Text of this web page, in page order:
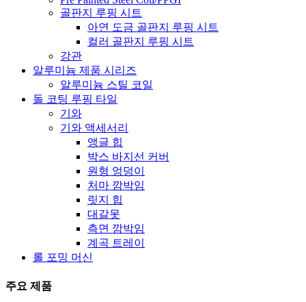
골판지 루핑 시트
아연 도금 골판지 루핑 시트
컬러 골판지 루핑 시트
강관
알루미늄 제품 시리즈
알루미늄 스틸 코일
돌 코팅 루핑 타일
기와
기와 액세서리
앵글 힙
박스 바지선 커버
원형 엉덩이
처마 깜박임
릿지 힙
대갈못
측면 깜박임
계곡 트레이
롤 포밍 머신
주요 제품